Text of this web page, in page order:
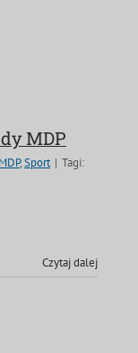
MDP
MDP,Sport | Tagi:
Czytaj dalej